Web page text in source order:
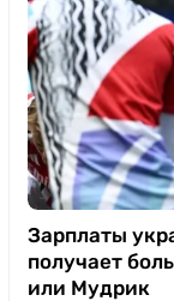
Зарплаты
получает
или Мудрик